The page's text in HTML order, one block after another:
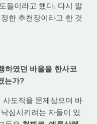
들이라고 했다. 다시 말
한 추천장이라고 한 것
하였던 바울을 한사코
는가?
도직을 문제삼으며 바
심시키려는 자들이 있